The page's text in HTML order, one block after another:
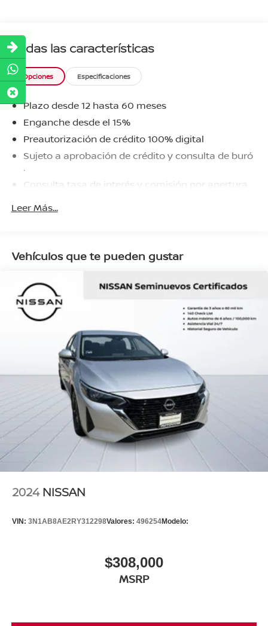
Todas las características
Opciones Especificaciones
Plazo desde 12 hasta 60 meses
Enganche desde el 15%
Preautorización de crédito 100% digital
Sujeto a aprobación de crédito y consulta de buró
.
Consulta tasa de interés y comisión por apertura
Leer Más...
Vehículos que te pueden gustar
2024 NISSAN
VIN: 3N1AB8AE2RY312298Valores: 496254Modelo:
$308,000
MSRP